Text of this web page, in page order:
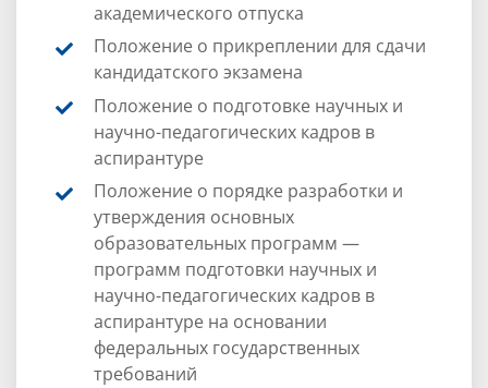
академического отпуска
Положение о прикреплении для сдачи
кандидатского экзамена
Положение о подготовке научных и
научно-педагогических кадров в
аспирантуре
Положение о порядке разработки и
утверждения основных
образовательных программ —
программ подготовки научных и
научно-педагогических кадров в
аспирантуре на основании
федеральных государственных
требований